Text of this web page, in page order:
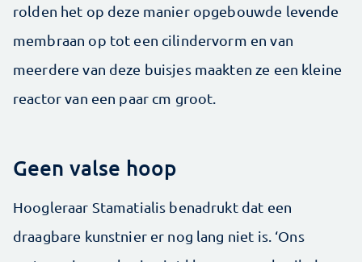
rolden het op deze manier opgebouwde levende
membraan op tot een cilindervorm en van
meerdere van deze buisjes maakten ze een kleine
reactor van een paar cm groot.
Geen valse hoop
Hoogleraar Stamatialis benadrukt dat een
draagbare kunstnier er nog lang niet is. ‘Ons